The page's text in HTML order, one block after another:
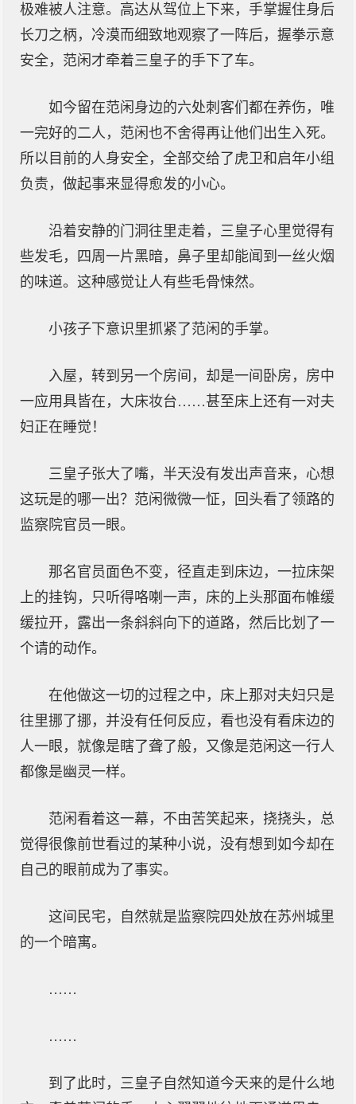
极难被人注意。高达从驾位上下来，手掌握住身后
长刀之柄，冷漠而细致地观察了一阵后，握拳示意
安全，范闲才牵着三皇子的手下了车。
如今留在范闲身边的六处刺客们都在养伤，唯
一完好的二人，范闲也不舍得再让他们出生入死。
所以目前的人身安全，全部交给了虎卫和启年小组
负责，做起事来显得愈发的小心。
沿着安静的门洞往里走着，三皇子心里觉得有
些发毛，四周一片黑暗，鼻子里却能闻到一丝火烟
的味道。这种感觉让人有些毛骨悚然。
小孩子下意识里抓紧了范闲的手掌。
入屋，转到另一个房间，却是一间卧房，房中
一应用具皆在，大床妆台……甚至床上还有一对夫
妇正在睡觉！
三皇子张大了嘴，半天没有发出声音来，心想
这玩是的哪一出？范闲微微一怔，回头看了领路的
监察院官员一眼。
那名官员面色不变，径直走到床边，一拉床架
上的挂钩，只听得咯喇一声，床的上头那面布帷缓
缓拉开，露出一条斜斜向下的道路，然后比划了一
个请的动作。
在他做这一切的过程之中，床上那对夫妇只是
往里挪了挪，并没有任何反应，看也没有看床边的
人一眼，就像是瞎了聋了般，又像是范闲这一行人
都像是幽灵一样。
范闲看着这一幕，不由苦笑起来，挠挠头，总
觉得很像前世看过的某种小说，没有想到如今却在
自己的眼前成为了事实。
这间民宅，自然就是监察院四处放在苏州城里
的一个暗寓。
……
……
到了此时，三皇子自然知道今天来的是什么地